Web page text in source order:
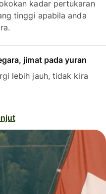
kadar pertukaran
tinggi apabila anda
jimat pada yuran
lebih jauh, tidak kira